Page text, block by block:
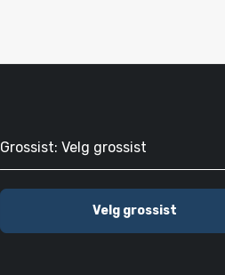
Grossist: Velg grossist
Velg grossist